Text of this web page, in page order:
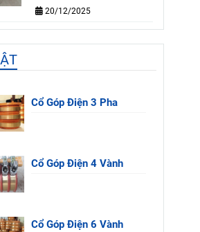
65×112×100MM
20/12/2025
Cổ Góp Điện 3 Pha
Cổ Góp Điện 4 Vành
Cổ Góp Điện 6 Vành